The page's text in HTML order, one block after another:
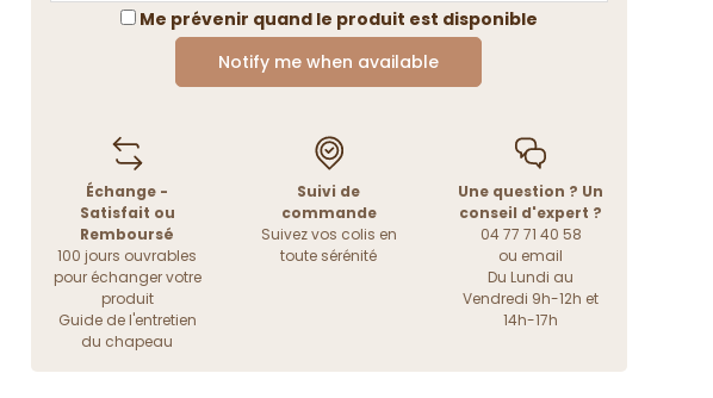
Me prévenir quand le produit est disponible
Notify me when available
Échange -
Satisfait ou
Remboursé
100 jours ouvrables
pour échanger votre
produit
Guide de l'entretien
du chapeau
Suivi de
commande
Suivez vos colis en
toute sérénité
Une question ? Un
conseil d'expert ?
04 77 71 40 58
ou email
Du Lundi au
Vendredi 9h-12h et
14h-17h